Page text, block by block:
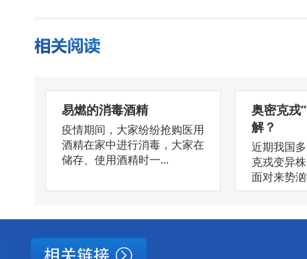
易燃的消毒酒精
疫情期间，大家纷纷抢购医用
酒精在家中进行消毒，大家在
储存、使用酒精时一...
奥密克戎
解？
近期我国
克戎变异
面对来势